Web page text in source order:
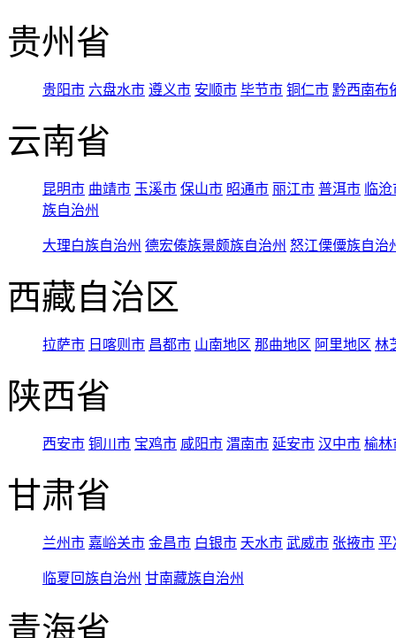
贵州省
贵阳市 六盘水市 遵义市 安顺市 毕节市 铜仁市 黔西南布
云南省
昆明市 曲靖市 玉溪市 保山市 昭通市 丽江市 普洱市 临
族自治州
大理白族自治州 德宏傣族景颇族自治州 怒江傈僳族自治
西藏自治区
拉萨市 日喀则市 昌都市 山南地区 那曲地区 阿里地区 林
陕西省
西安市 铜川市 宝鸡市 咸阳市 渭南市 延安市 汉中市 榆林
甘肃省
兰州市 嘉峪关市 金昌市 白银市 天水市 武威市 张掖市 平
临夏回族自治州 甘南藏族自治州
青海省